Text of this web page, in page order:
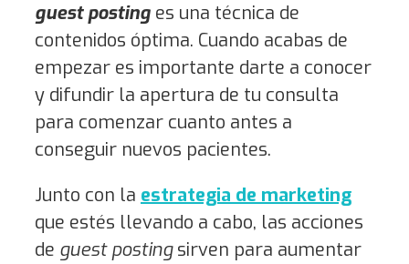
guest posting es una técnica de
contenidos óptima. Cuando acabas de
empezar es importante darte a conocer
y difundir la apertura de tu consulta
para comenzar cuanto antes a
conseguir nuevos pacientes.
Junto con la estrategia de marketing
que estés llevando a cabo, las acciones
de guest postingsirven para aumentar